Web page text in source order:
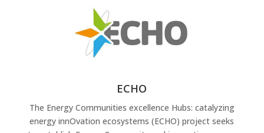
ECHO
The Energy Communities excellence Hubs: catalyzing
energy innOvation ecosystems (ECHO) project seeks